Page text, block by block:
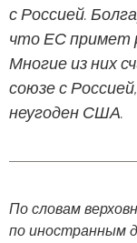
с Россией.
что ЕС примет
Многие из них
союзе с
неугоден США.
По словам
по иностранным